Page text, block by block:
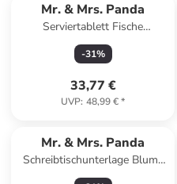
Mr. & Mrs. Panda
Serviertablett Fische
Astrologie Design ohne Sp...
in Weiß
-31%
33,77 €
UVP: 48,99 €*
Mr. & Mrs. Panda
Schreibtischunterlage Blume
Mohnblume Design mi... in